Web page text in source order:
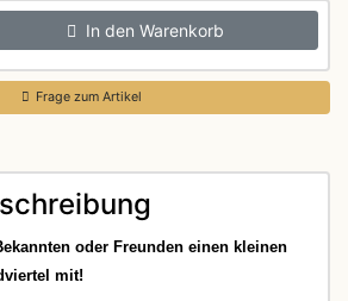
In den Warenkorb
Frage zum Artikel
oder Freunden einen kleinen
mit!